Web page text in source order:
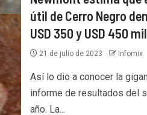
útil de Cerro Negro
USD 350 y USD 450
21 de julio de 2023 Infomix
Así lo dio a conocer la
informe de resultados del
año. La...